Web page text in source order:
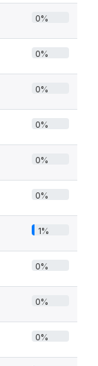
0%
0%
0%
0%
0%
0%
1%
0%
0%
0%